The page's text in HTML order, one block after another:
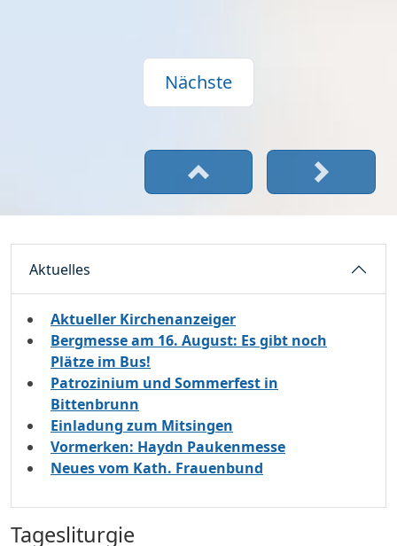
Nächste
Aktuelles
Aktueller Kirchenanzeiger
Bergmesse am 16. August: Es gibt noch
Plätze im Bus!
Patrozinium und Sommerfest in
Bittenbrunn
Einladung zum Mitsingen
Vormerken: Haydn Paukenmesse
Neues vom Kath. Frauenbund
Tagesliturgie